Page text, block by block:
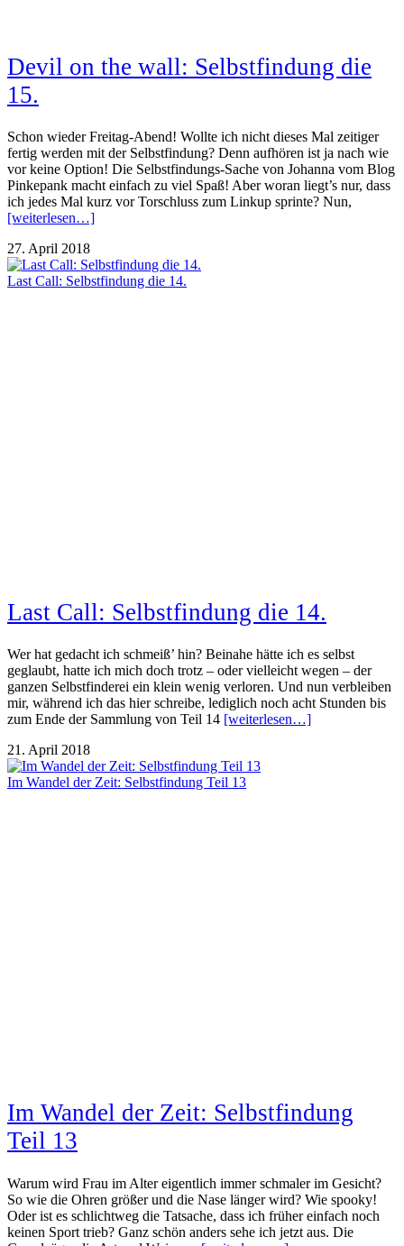
Devil on the wall: Selbstfindung die
15.
Schon wieder Freitag-Abend! Wollte ich nicht dieses Mal zeitiger
fertig werden mit der Selbstfindung? Denn aufhören ist ja nach wie
vor keine Option! Die Selbstfindungs-Sache von Johanna vom Blog
Pinkepank macht einfach zu viel Spaß! Aber woran liegt’s nur, dass
ich jedes Mal kurz vor Torschluss zum Linkup sprinte? Nun,
[weiterlesen…]
27. April 2018
Last Call: Selbstfindung die 14.
Last Call: Selbstfindung die 14.
Wer hat gedacht ich schmeiß’ hin? Beinahe hätte ich es selbst
geglaubt, hatte ich mich doch trotz – oder vielleicht wegen – der
ganzen Selbstfinderei ein klein wenig verloren. Und nun verbleiben
mir, während ich das hier schreibe, lediglich noch acht Stunden bis
zum Ende der Sammlung von Teil 14 [weiterlesen…]
21. April 2018
Im Wandel der Zeit: Selbstfindung Teil 13
Im Wandel der Zeit: Selbstfindung
Teil 13
Warum wird Frau im Alter eigentlich immer schmaler im Gesicht?
So wie die Ohren größer und die Nase länger wird? Wie spooky!
Oder ist es schlichtweg die Tatsache, dass ich früher einfach noch
keinen Sport trieb? Ganz schön anders sehe ich jetzt aus. Die